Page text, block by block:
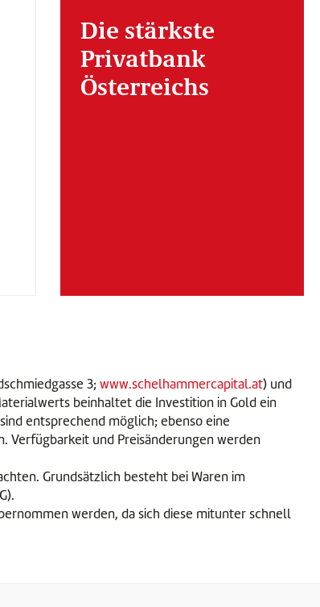
Die stärkste
Privatbank
Österreichs
3; www.schelhammercapital.at) und
beinhaltet die Investition in Gold ein
entsprechend möglich; ebenso eine
Verfügbarkeit und Preisänderungen werden
Grundsätzlich besteht bei Waren im
werden, da sich diese mitunter schnell